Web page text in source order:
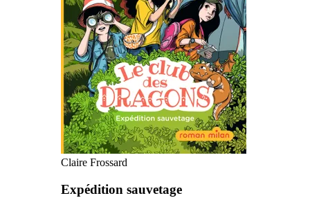
Claire Frossard
Expédition sauvetage